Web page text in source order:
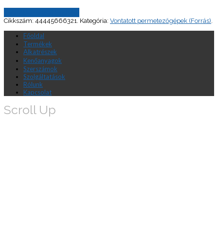
Cikkszám: 44445666321 Kategória: Vontatott permetezőgépek (Forrás)
Főoldal
Termékek
Alkatrészek
Kenőanyagok
Szerszámok
Szolgáltatások
Rólunk
Kapcsolat
Scroll Up